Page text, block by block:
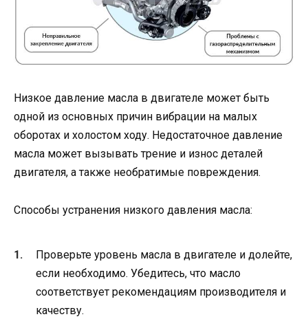
Низкое давление масла в двигателе может быть
одной из основных причин вибрации на малых
оборотах и холостом ходу. Недостаточное давление
масла может вызывать трение и износ деталей
двигателя, а также необратимые повреждения.
Способы устранения низкого давления масла:
Проверьте уровень масла в двигателе и долейте,
если необходимо. Убедитесь, что масло
соответствует рекомендациям производителя и
качеству.